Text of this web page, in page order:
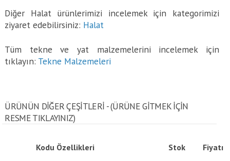
Diğer Halat ürünlerimizi incelemek için kategorimizi
ziyaret edebilirsiniz: Halat
Tüm tekne ve yat malzemelerini incelemek için
tıklayın: Tekne Malzemeleri
ÜRÜNÜN DİĞER ÇEŞİTLERİ - (ÜRÜNE GITMEK IÇIN
RESME TIKLAYINIZ)
Kodu Özellikleri Stok Fiyatı